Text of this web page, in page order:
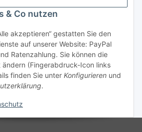
& Co nutzen
akzeptieren“ gestatten Sie den
auf unserer Website: PayPal
Ratenzahlung. Sie können die
ändern (Fingerabdruck-Icon links
finden Sie unter Konfigurieren und
.
widerrufen
USt., zzgl.